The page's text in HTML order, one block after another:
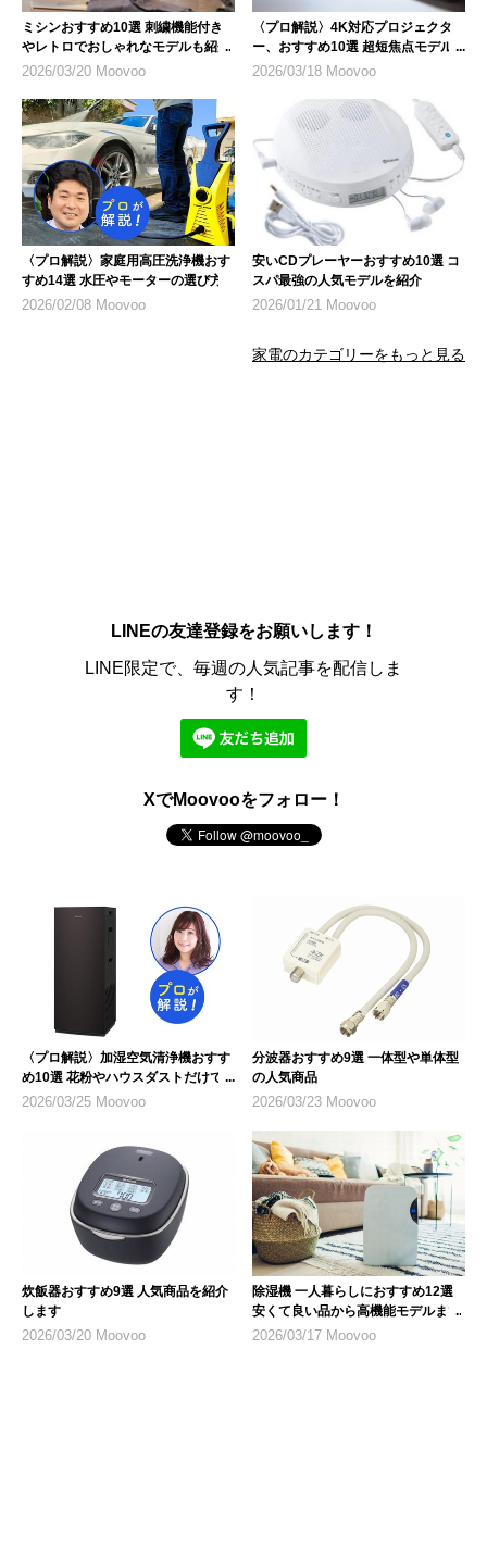
ミシンおすすめ10選 刺繍機能付き
やレトロでおしゃれなモデルも紹介
2026/03/20 Moovoo
〈プロ解説〉4K対応プロジェクタ
ー、おすすめ10選 超短焦点モデル
にも注目
2026/03/18 Moovoo
〈プロ解説〉家庭用高圧洗浄機おす
すめ14選 水圧やモーターの選び方
2026/02/08 Moovoo
安いCDプレーヤーおすすめ10選 コ
スパ最強の人気モデルを紹介
2026/01/21 Moovoo
家電のカテゴリーをもっと見る
LINEの友達登録をお願いします！
LINE限定で、毎週の人気記事を配信しま
す！
XでMoovooをフォロー！
〈プロ解説〉加湿空気清浄機おすす
め10選 花粉やハウスダストだけで
なく乾燥対策にも
2026/03/25 Moovoo
分波器おすすめ9選 一体型や単体型
の人気商品
2026/03/23 Moovoo
炊飯器おすすめ9選 人気商品を紹介
します
2026/03/20 Moovoo
除湿機 一人暮らしにおすすめ12選
安くて良い品から高機能モデルまで
2026/03/17 Moovoo